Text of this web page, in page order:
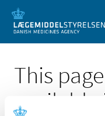
This
available